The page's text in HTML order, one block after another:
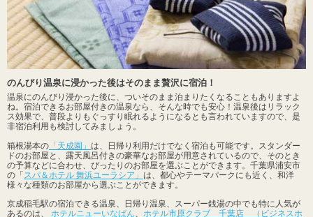
のんびり温泉に浸かった後はそのまま贅沢に宿泊！
温泉にのんびり浸かった後に、ついそのまま泊まりたくなることもありますよ
ね。宿泊できるお部屋付きの温泉なら、そんな時でも安心！温泉後はリラック
ス効果で、普段よりもぐっすり眠れるようになるとも言われていますので、是
非宿泊利用も検討してみましょう。
箱根湯本の 「天成園」 は、日帰り利用だけでなく宿泊も可能です。スタンダー
ドのお部屋と、露天風呂付きの豪華なお部屋が用意されているので、そのとき
の予算などに合わせ、ぴったりのお部屋を選ぶことができます。千葉県浦安市
の「スパ＆ホテル 舞浜ユーラシア」 は、都心やテーマパークにも近く、和洋
様々な種類のお部屋から選ぶことができます。
京成稲毛駅の宿泊できる温泉、日帰り温泉、スーパー銭湯の中でも特に人気が
あるのは、 ホテルニューいなばん、 ホテル市原クラブ 千葉店 （ビジネスホ